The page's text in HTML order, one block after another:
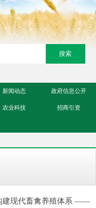
新闻动态 政府信息公开
农业科技 招商引资
建现代畜禽养殖体系 ——